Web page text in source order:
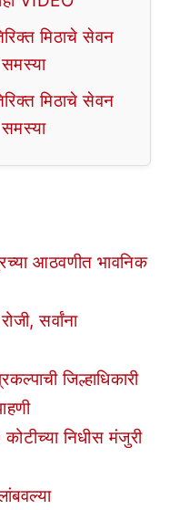
मिठाचे सेवन
समस्या
मिठाचे सेवन
समस्या
आठवणीत भावनिक
सर्वांना
जिल्हाधिकारी
निधीस मंजुरी